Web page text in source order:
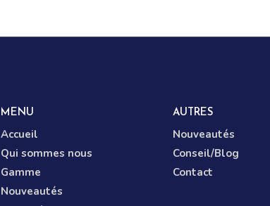
MENU
Accueil
Qui sommes nous
Gamme
Nouveautés
AUTRES
Nouveautés
Conseil/Blog
Contact